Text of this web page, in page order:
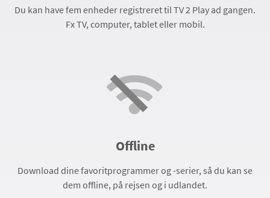
Du kan have fem enheder registreret til TV 2 Play ad gangen.
Fx TV, computer, tablet eller mobil.
Offline
Download dine favoritprogrammer og -serier, så du kan se
dem offline, på rejsen og i udlandet.